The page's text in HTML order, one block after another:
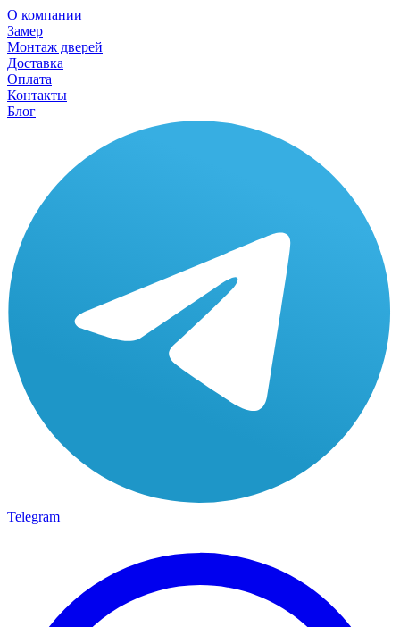
О компании
Замер
Монтаж дверей
Доставка
Оплата
Контакты
Блог
Telegram